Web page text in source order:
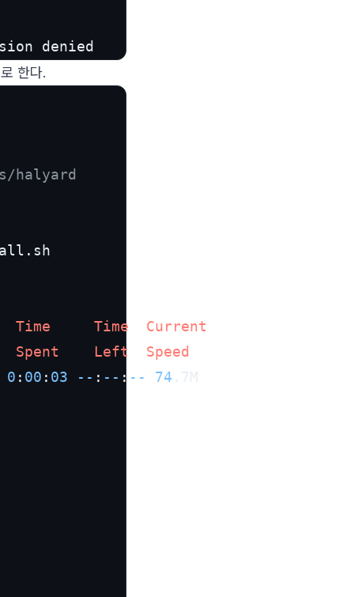
denied
한다.
halyard
Time Time
Current
Spent Left
Speed
0 : 00 : 03 -- : -- : -- 74 .7M